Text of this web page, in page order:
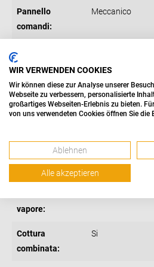
Pannello
comandi:
Meccanico
Sistema
apertura porta:
Sistema
Inverter:
No
Numero livelli
potenza:
vapore:
Cottura
combinata:
Si
WIR VERWENDEN COOKIES
Wir können diese zur Analyse unserer
Webseite zu verbessern, personalisierte
großartiges Webseiten-Erlebnis zu bieten.
von uns verwendeten Cookies öffnen Sie die
Ablehnen
Alle akzeptieren